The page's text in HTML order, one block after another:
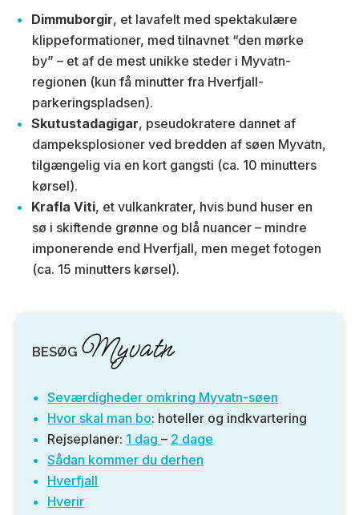
Dimmuborgir, et lavafelt med spektakulære
klippeformationer, med tilnavnet “den mørke
by” – et af de mest unikke steder i Myvatn-
regionen (kun få minutter fra Hverfjall-
parkeringspladsen).
Skutustadagigar, pseudokratere dannet af
dampeksplosioner ved bredden af søen Myvatn,
tilgængelig via en kort gangsti (ca. 10 minutters
kørsel).
Krafla Viti, et vulkankrater, hvis bund huser en
sø i skiftende grønne og blå nuancer – mindre
imponerende end Hverfjall, men meget fotogen
(ca. 15 minutters kørsel).
BESØG Myvatn
Seværdigheder omkring Myvatn-søen
Hvor skal man bo: hoteller og indkvartering
Rejseplaner: 1 dag – 2 dage
Sådan kommer du derhen
Hverfjall
Hverir